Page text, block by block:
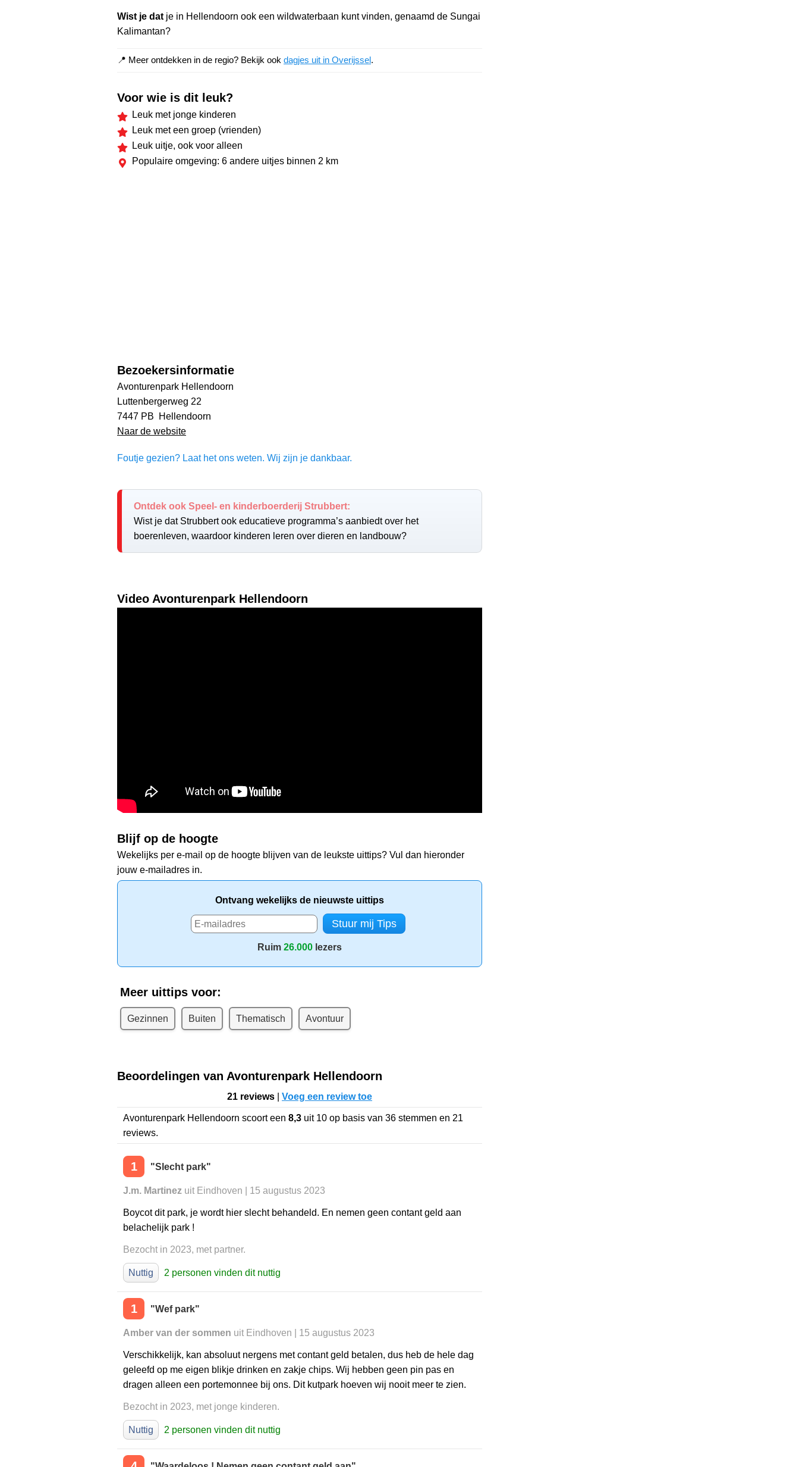
Wist je dat je in Hellendoorn ook een wildwaterbaan kunt vinden, genaamd de Sungai
Kalimantan?
📍 Meer ontdekken in de regio? Bekijk ook dagjes uit in Overijssel.
Voor wie is dit leuk?
Leuk met jonge kinderen
Leuk met een groep (vrienden)
Leuk uitje, ook voor alleen
Populaire omgeving: 6 andere uitjes binnen 2 km
Bezoekersinformatie
Avonturenpark Hellendoorn
Luttenbergerweg 22
7447 PB Hellendoorn
Naar de website
Foutje gezien? Laat het ons weten. Wij zijn je dankbaar.
Ontdek ook Speel- en kinderboerderij Strubbert:
Wist je dat Strubbert ook educatieve programma’s aanbiedt over het
boerenleven, waardoor kinderen leren over dieren en landbouw?
Video Avonturenpark Hellendoorn
Blijf op de hoogte
Wekelijks per e-mail op de hoogte blijven van de leukste uittips? Vul dan hieronder
jouw e-mailadres in.
Ontvang wekelijks de nieuwste uittips
Ruim 26.000 lezers
Meer uittips voor:
Gezinnen Buiten Thematisch Avontuur
Beoordelingen van Avonturenpark Hellendoorn
21 reviews Voeg een review toe
Avonturenpark Hellendoorn scoort een 8,3 uit 10 op basis van 36 stemmen en 21
reviews.
1 "Slecht park"
J.m. Martinez uit Eindhoven | 15 augustus 2023
Boycot dit park, je wordt hier slecht behandeld. En nemen geen contant geld aan
belachelijk park !
Bezocht in 2023, met partner.
Nuttig 2 personen vinden dit nuttig
1 "Wef park"
Amber van der sommen uit Eindhoven | 15 augustus 2023
Verschikkelijk, kan absoluut nergens met contant geld betalen, dus heb de hele dag
geleefd op me eigen blikje drinken en zakje chips. Wij hebben geen pin pas en
dragen alleen een portemonnee bij ons. Dit kutpark hoeven wij nooit meer te zien.
Bezocht in 2023, met jonge kinderen.
Nuttig 2 personen vinden dit nuttig